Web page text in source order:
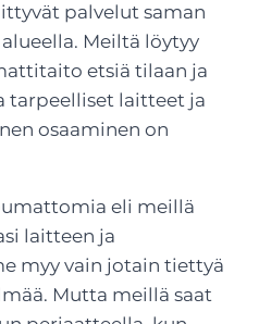
palvelut saman
Meiltä löytyy
etsiä tilaan ja
tarpeelliset laitteet ja
osaaminen on
eli meillä
laitteen ja
myy vain jotain tiettyä
Mutta meillä saat